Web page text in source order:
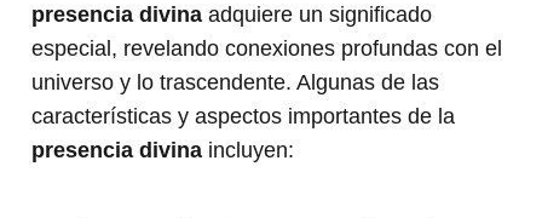
presencia divina adquiere un significado
especial, revelando conexiones profundas con el
universo y lo trascendente. Algunas de las
características y aspectos importantes de la
presencia divina incluyen: